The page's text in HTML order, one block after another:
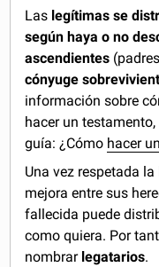
Las legítimas se
según haya o no
ascendientes
cónyuge
información sobre
hacer un
guía: ¿Cómo hacer
Una vez respetada
mejora entre sus
fallecida puede
como quiera. Por
nombrar legatarios.